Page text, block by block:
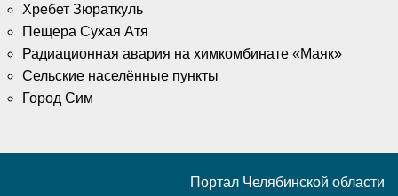
Хребет Зюраткуль
Пещера Сухая Атя
Радиационная авария на химкомбинате «Маяк»
Сельские населённые пункты
Город Сим
Портал Челябинской области